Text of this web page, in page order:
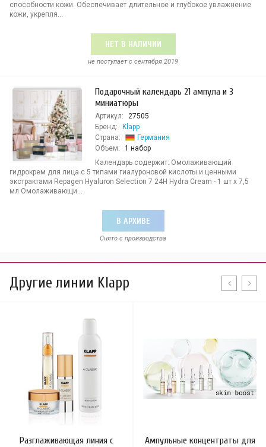
способности кожи. Обеспечивает длительное и глубокое увлажнение
кожи, укрепля...
НЕТ В НАЛИЧИИ
не поступает c сентября 2019
Подарочный календарь 21 ампула и 3
миниатюры
Артикул:
27505
Бренд:
Klapp
Страна:
Германия
Объем:
1 набор
Календарь содержит: Омолаживающий
гидрокрем для лица с 5 типами гиалуроновой кислоты и ценными
экстрактами Repagen Hyaluron Selection 7 24H Hydra Cream - 1 шт х 7,5
мл Омолаживающи...
В АРХИВЕ
Снято с производства
Другие линии Klapp
Разглаживающая линия с
Ампульные концентраты для